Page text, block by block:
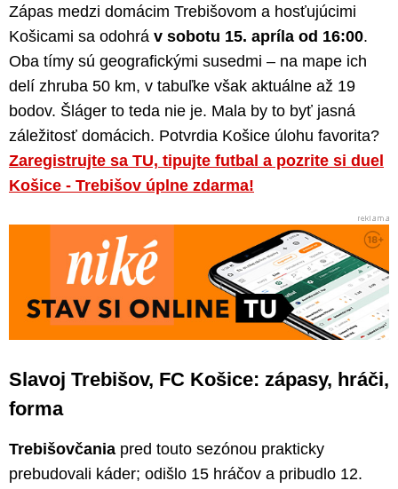
Zápas medzi domácim Trebišovom a hosťujúcimi
Košicami sa odohrá v sobotu 15. apríla od 16:00.
Oba tímy sú geografickými susedmi – na mape ich
delí zhruba 50 km, v tabuľke však aktuálne až 19
bodov. Šláger to teda nie je. Mala by to byť jasná
záležitosť domácich. Potvrdia Košice úlohu favorita?
Zaregistrujte sa TU, tipujte futbal a pozrite si duel
Košice - Trebišov úplne zdarma!
Slavoj Trebišov, FC Košice: zápasy, hráči,
forma
Trebišovčania pred touto sezónou prakticky
prebudovali káder; odišlo 15 hráčov a pribudlo 12.